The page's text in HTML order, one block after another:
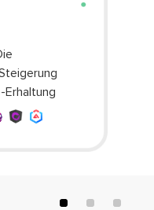
erhaltung